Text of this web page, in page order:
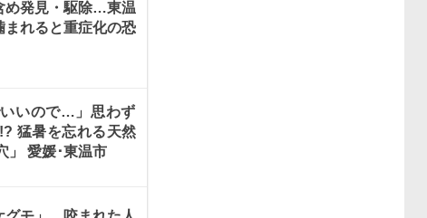
め発見・駆除…東温
まれると重症化の恐
いいので…」思わず
猛暑を忘れる天然
」 愛媛･東温市